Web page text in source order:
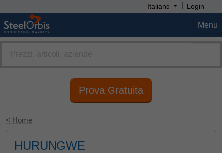
Italiano | Login
Menu
Prova Gratuita
< Home
HURUNGWE